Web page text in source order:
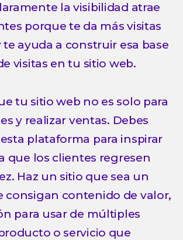
la visibilidad atrae
porque te da más visitas
te ayuda a construir esa base
visitas en tu sitio web.
tu sitio web no es solo para
y realizar ventas. Debes
plataforma para inspirar
que los clientes regresen
Haz un sitio que sea un
consigan contenido de valor,
para usar de múltiples
o servicio que